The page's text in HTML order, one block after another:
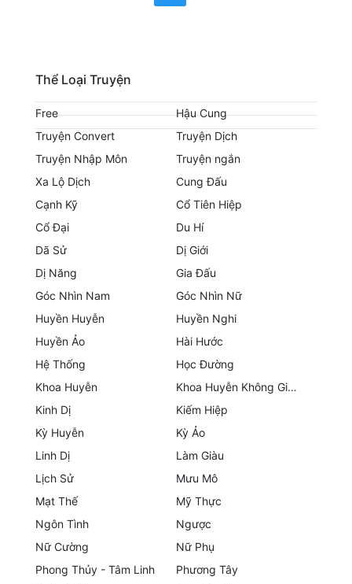
Hài Hước
Hệ Thống
Khoa Huyễn
Khoa Huyễn Không Gian
Kiếm Hiệp
Kỳ Huyễn
Làm Giàu
Lịch Sử
Mưu Mô
Mỹ Thực
Thể Loại Truyện
Free
Hậu Cung
Truyện Convert
Truyện Dịch
Truyện Nhập Môn
Truyện ngắn
Xa Lộ Dịch
Cung Đấu
Cạnh Kỹ
Cổ Tiên Hiệp
Cổ Đại
Du Hí
Dã Sử
Dị Giới
Dị Năng
Gia Đấu
Góc Nhìn Nam
Góc Nhìn Nữ
Huyền Huyễn
Huyền Nghi
Huyền Ảo
Hài Hước
Hệ Thống
Học Đường
Khoa Huyễn
Khoa Huyễn Không Gian
Kinh Dị
Kiếm Hiệp
Kỳ Huyễn
Kỳ Ảo
Linh Dị
Làm Giàu
Lịch Sử
Mưu Mô
Mạt Thế
Mỹ Thực
Ngôn Tình
Ngược
Nữ Cường
Nữ Phụ
Phong Thủy - Tâm Linh
Phương Tây